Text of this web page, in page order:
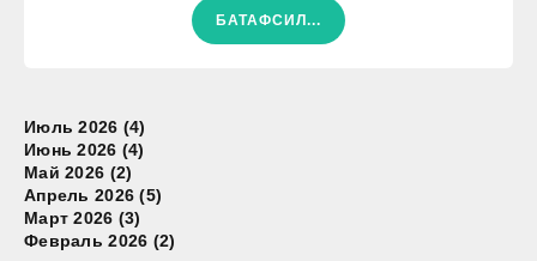
БАТАФСИЛ...
Июль 2026 (4)
Июнь 2026 (4)
Май 2026 (2)
Апрель 2026 (5)
Март 2026 (3)
Февраль 2026 (2)